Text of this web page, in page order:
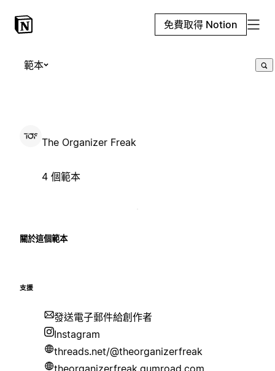
免費取得 Notion
範本
The Organizer Freak
4 個範本
關於這個範本
支援
發送電子郵件給創作者
Instagram
threads.net/@theorganizerfreak